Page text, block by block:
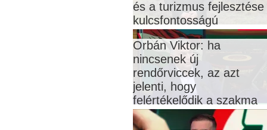
és a turizmus fejlesztése
kulcsfontosságú
Orbán Viktor: ha
nincsenek új
rendőrviccek, az azt
jelenti, hogy
felértékelődik a szakma